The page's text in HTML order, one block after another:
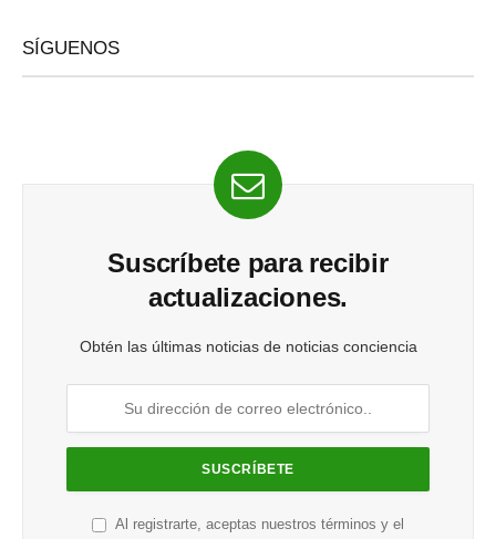
SÍGUENOS
Suscríbete para recibir
actualizaciones.
Obtén las últimas noticias de noticias conciencia
Al registrarte, aceptas nuestros términos y el